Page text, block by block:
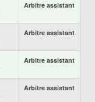
Arbitre assistant
Arbitre assistant
Arbitre assistant
Arbitre assistant